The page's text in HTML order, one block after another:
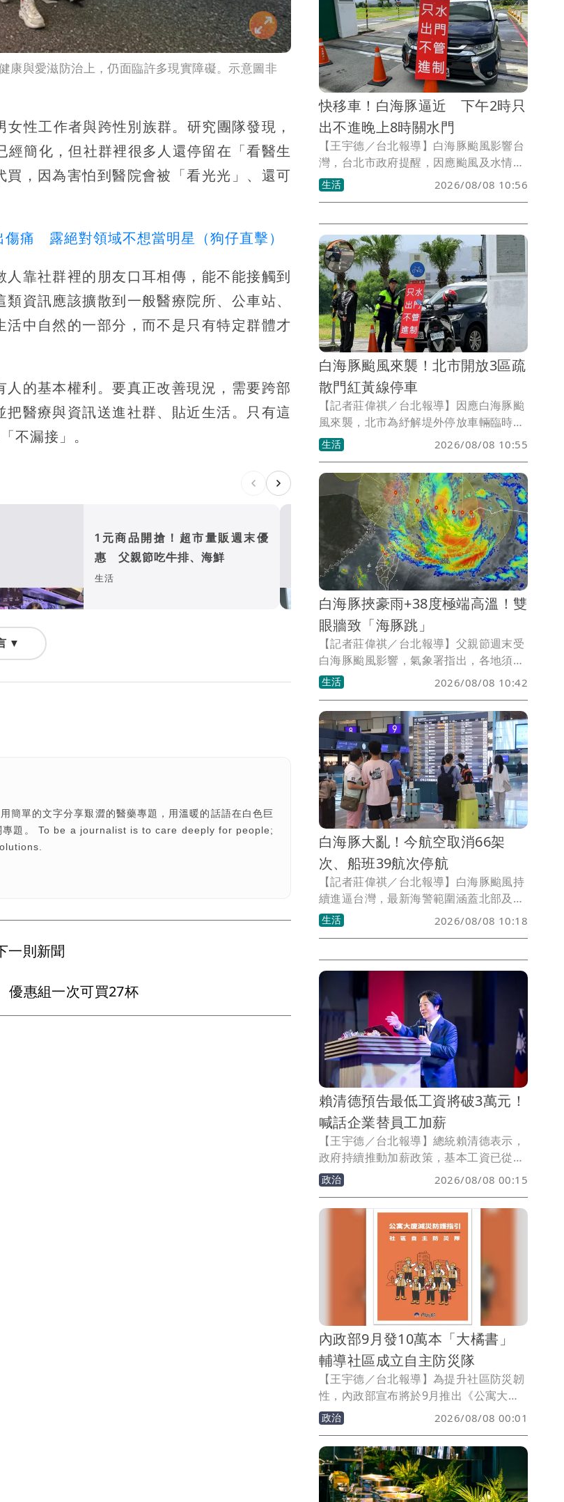
康與愛滋防治上，仍面臨許多現實障礙。示意圖非
性工作者與跨性別族群。研究團隊發現，
簡化，但社群裡很多人還停留在「看醫生
，因為害怕到醫院會被「看光光」、還可
痛 露絕對領域不想當明星（狗仔直擊）
靠社群裡的朋友口耳相傳，能不能接觸到
資訊應該擴散到一般醫療院所、公車站、
中自然的一部分，而不是只有特定群體才
的基本權利。要真正改善現況，需要跨部
醫療與資訊送進社群、貼近生活。只有這
不漏接」。
1元商品開搶！超市量販週末優
惠 父親節吃牛排、海鮮
生活
快移車！白海豚逼近 下午2
出不進晚上8時關水門
生活
▼
簡單的文字分享艱澀的醫藥專題，用溫暖的話語在白色巨
專題。 To be a journalist is to care deeply for people;
一則新聞
惠組一次可買27杯
快移車！白海豚逼近 下午2時只
出不進晚上8時關水門
【王宇德／台北報導】白海豚颱風影響台
灣，台北市政府提醒，因應颱風及水情變
化，今（8）日1下午2時起，基隆河中山
橋以下，以及淡水河沿線「新3-2華翠至
制，並自晚上8時起陸續關閉疏散門及越
堤坡道，呼籲民眾儘速將停放於河濱區域
的車輛移走，以免受困。
生活 2026/08/08 10:56
白海豚颱風來襲！北市開放3區疏
散門紅黃線停車
【記者莊偉祺／台北報導】因應白海豚颱
風來襲，北市為紓解堤外停放車輛臨時停
車需求，即刻起開放疏散門周邊區域8公
尺以上道路紅黃線（附條件）停車，包含
士林、萬華、大同區範圍一次看。
生活 2026/08/08 10:55
白海豚挾豪雨+38度極端高溫！雙
眼牆致「海豚跳」
【記者莊偉祺／台北報導】父親節週末受
白海豚颱風影響，氣象署指出，各地須防
豪雨、雷雨，更有局部38度極端高溫須注
意！氣象粉專則指出，白海豚颱風因有雙
眼牆結構，整體動向恐持續出現「海豚
跳」的擺線運動。
生活 2026/08/08 10:42
白海豚大亂！今航空取消66架
次、船班39航次停航
【記者莊偉祺／台北報導】白海豚颱風持
續進逼台灣，最新海警範圍涵蓋北部及東
北部海面，今日海空交通都受到影響，包
含長榮、星宇全日停飛沖繩等，整體國內
停航。
生活 2026/08/08 10:18
賴清德預告最低工資將破3萬元！
喊話企業替員工加薪
【王宇德／台北報導】總統賴清德表示，
政府持續推動加薪政策，基本工資已從
2016年的2萬8元提高至目前2萬9500
元，「再調整就會突破3萬元」，並呼籲
上市櫃公司在獲利成長下，應為基層員工
加薪，讓經濟成長成果由全民共享。
政治 2026/08/08 00:15
內政部9月發10萬本「大橘書」
輔導社區成立自主防災隊
【王宇德／台北報導】為提升社區防災韌
性，內政部宣布將於9月推出《公寓大廈
減災防護指引》，俗稱「大橘書」，首批
印製10萬本，將優先寄送至全台約7萬個
公寓大廈管委會、管理維護公司及保全業
者，並輔導社區成立自主防災隊，盼在災
害發生時強化居民自助、互助能力，降低
傷亡與財損。
政治 2026/08/08 00:01